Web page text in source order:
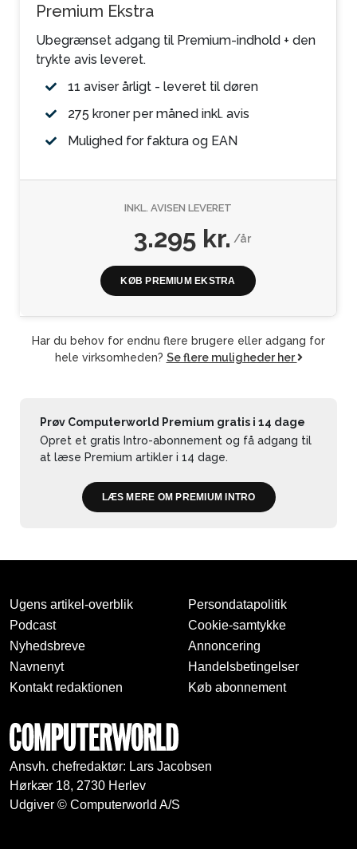
Premium Ekstra
Ubegrænset adgang til Premium-indhold + den
trykte avis leveret.
11 aviser årligt - leveret til døren
275 kroner per måned inkl. avis
Mulighed for faktura og EAN
INKL. AVISEN LEVERET
3.295 kr./år
KØB PREMIUM EKSTRA
Har du behov for endnu flere brugere eller adgang for
hele virksomheden? Se flere muligheder her
Prøv Computerworld Premium gratis i 14 dage
Opret et gratis Intro-abonnement og få adgang til
at læse Premium artikler i 14 dage.
LÆS MERE OM PREMIUM INTRO
Ugens artikel-overblik
Podcast
Nyhedsbreve
Navnenyt
Kontakt redaktionen
Persondatapolitik
Cookie-samtykke
Annoncering
Handelsbetingelser
Køb abonnement
Ansvh. chefredaktør: Lars Jacobsen
Hørkær 18, 2730 Herlev
Udgiver © Computerworld A/S